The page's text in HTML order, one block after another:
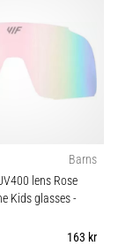
Barns
lens Rose
Kids glasses-
163 kr